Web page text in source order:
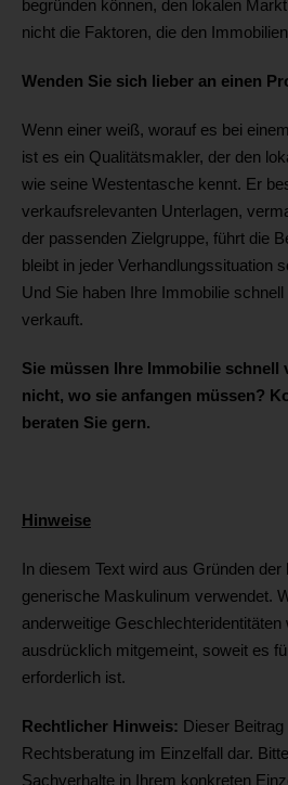
begründen können, den lokalen
nicht die Faktoren, die den
Wenden Sie sich lieber an einen
Wenn einer weiß, worauf es bei
ist es ein Qualitätsmakler, der den
wie seine Westentasche kennt. Er
verkaufsrelevanten Unterlagen,
der passenden Zielgruppe, führt die
bleibt in jeder Verhandlungssituation
Und Sie haben Ihre Immobilie
verkauft.
Sie müssen Ihre Immobilie schnell
nicht, wo sie anfangen müssen?
beraten Sie gern.
Hinweise
In diesem Text wird aus Gründen
generische Maskulinum verwendet.
anderweitige Geschlechteridentitäten
ausdrücklich mitgemeint, soweit es
erforderlich ist.
Rechtlicher Hinweis: Dieser
Rechtsberatung im Einzelfall dar.
Sachverhalte in Ihrem konkreten